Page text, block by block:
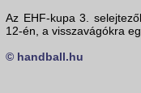
Az EHF-kupa 3.
12-én, a visszavágókra
© handball.hu